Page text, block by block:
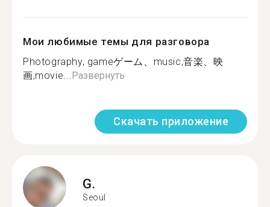
Мои любимые темы для разговора
Photography, gameゲーム、music,音楽、映
画,movie...Развернуть
Скачать приложение
G.
Seoul